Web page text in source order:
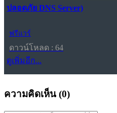
ปลอดภัย DNS Server)
ฟรีแวร์
ดาวน์โหลด : 64
ดูเพิ่มอีก...
ความคิดเห็น (0)